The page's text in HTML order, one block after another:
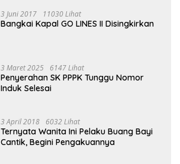
3 Juni 2017 11030 Lihat
Bangkai Kapal GO LINES II Disingkirkan
3 Maret 2025 6147 Lihat
Penyerahan SK PPPK Tunggu Nomor
Induk Selesai
3 April 2018 6032 Lihat
Ternyata Wanita Ini Pelaku Buang Bayi
Cantik, Begini Pengakuannya